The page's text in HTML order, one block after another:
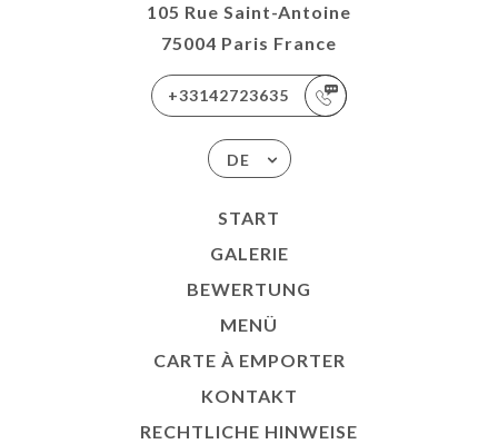
105 Rue Saint-Antoine
75004 Paris France
+33142723635
DE
START
GALERIE
BEWERTUNG
MENÜ
CARTE À EMPORTER
KONTAKT
RECHTLICHE HINWEISE